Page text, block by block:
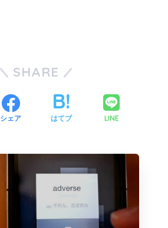
SHARE
シェア はてブ LINE